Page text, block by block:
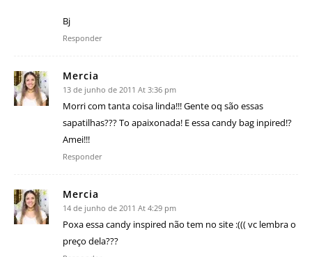
Bj
Responder
Mercia
13 de junho de 2011 At 3:36 pm
Morri com tanta coisa linda!!! Gente oq são essas
sapatilhas??? To apaixonada! E essa candy bag inpired!?
Amei!!!
Responder
Mercia
14 de junho de 2011 At 4:29 pm
Poxa essa candy inspired não tem no site :((( vc lembra o
preço dela???